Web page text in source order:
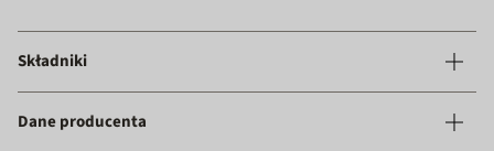
Składniki
Dane producenta